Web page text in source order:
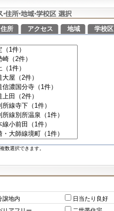
住所 アクセス 地域 学校区
数選択できます。
譲地内
日当たり良好